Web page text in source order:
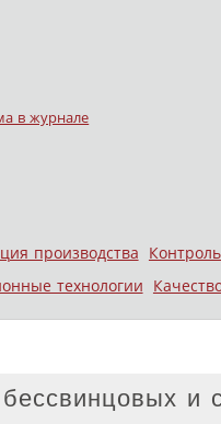
в журнале
производства
технологии
и